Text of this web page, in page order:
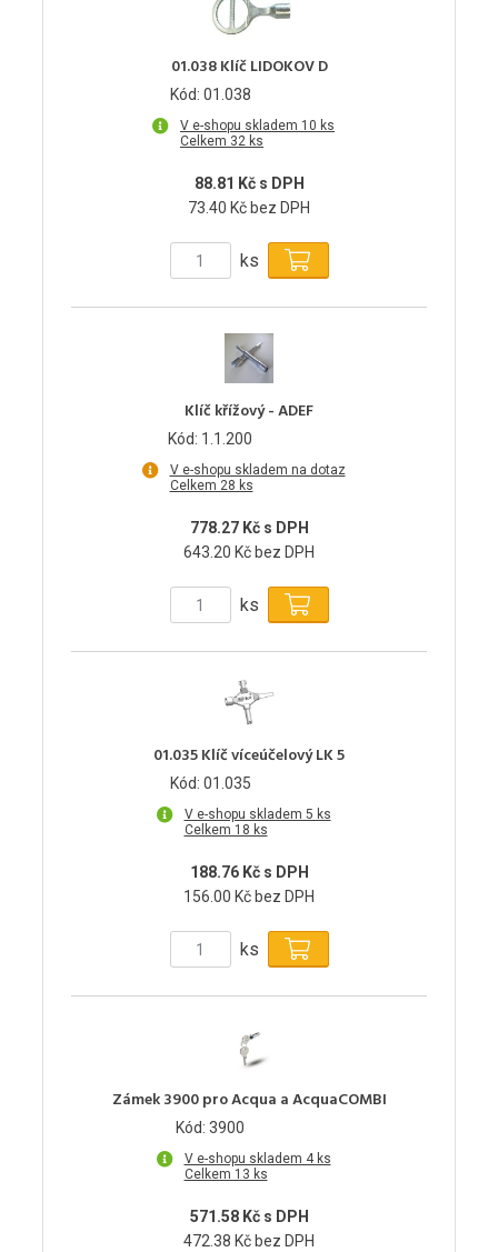
01.038 Klíč LIDOKOV D
Kód: 01.038
V e-shopu skladem 10 ks
Celkem 32 ks
88.81 Kč s DPH
73.40 Kč bez DPH
ks
Klíč křížový - ADEF
Kód: 1.1.200
V e-shopu skladem na dotaz
Celkem 28 ks
778.27 Kč s DPH
643.20 Kč bez DPH
ks
01.035 Klíč víceúčelový LK 5
Kód: 01.035
V e-shopu skladem 5 ks
Celkem 18 ks
188.76 Kč s DPH
156.00 Kč bez DPH
ks
Zámek 3900 pro Acqua a AcquaCOMBI
Kód: 3900
V e-shopu skladem 4 ks
Celkem 13 ks
571.58 Kč s DPH
472.38 Kč bez DPH